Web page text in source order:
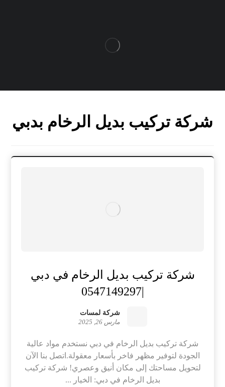
شركة تركيب بديل الرخام بدبي
شركة تركيب بديل الرخام في دبي
|0547149297
شركة لمسات
مارس 26, 2025
شركة تركيب بديل الرخام في دبي نستخدم مواد عالية
الجودة لتوفير مظهر فاخر بأسعار معقولة.اتصل بنا الآن
لتحويل مساحتك إلى مكان أنيق وعصري! شركة تركيب
بديل الرخام في دبي: الخيار ...